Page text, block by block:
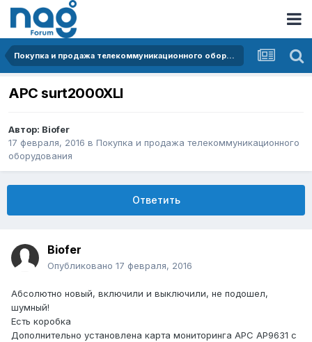
Покупка и продажа телекоммуникационного оборудования
APC surt2000XLI
Автор: Biofer
17 февраля, 2016 в Покупка и продажа телекоммуникационного
оборудования
Ответить
Biofer
Опубликовано 17 февраля, 2016
Абсолютно новый, включили и выключили, не подошел,
шумный!
Есть коробка
Дополнительно установлена карта мониторинга APC AP9631 с